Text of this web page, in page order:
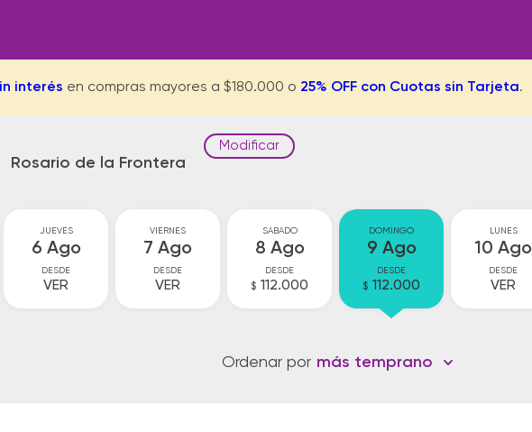
interés en compras mayores a $180.000 o 25% OFF con Cuotas sin Tarjeta.
Rosario de la Frontera
Modificar
JUEVES
6 Ago
DESDE
VER
VIERNES
7 Ago
DESDE
VER
SABADO
8 Ago
DESDE
$ 112.000
DOMINGO
9 Ago
DESDE
$ 112.000
LUNES
10 Ago
DESDE
VER
Ordenar por más temprano